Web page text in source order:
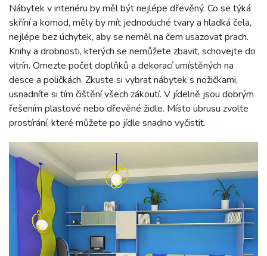
Nábytek v interiéru by měl být nejlépe dřevěný. Co se týká
skříní a komod, měly by mít jednoduché tvary a hladká čela,
nejlépe bez úchytek, aby se neměl na čem usazovat prach.
Knihy a drobnosti, kterých se nemůžete zbavit, schovejte do
vitrín. Omezte počet doplňků a dekorací umístěných na
desce a poličkách. Zkuste si vybrat nábytek s nožičkami,
usnadníte si tím čištění všech zákoutí. V jídelně jsou dobrým
řešením plastové nebo dřevěné židle. Místo ubrusu zvolte
prostírání, které můžete po jídle snadno vyčistit.